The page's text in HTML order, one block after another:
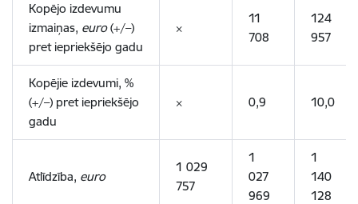
Kopējo izdevumu
izmaiņas, euro(+/–)
pret iepriekšējo gadu
×
11
708
124
957
Kopējie izdevumi, %
(+/–) pret iepriekšējo
gadu
× 0,9 10,0
Atlīdzība, euro
1 029
757
1
027
969
1
140
128